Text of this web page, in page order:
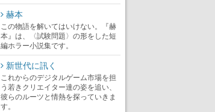
赫本
この物語を解いてはいけない。『赫
本』は、〈試験問題〉の形をした短
編ホラー小説集です。
新世代に訊く
これからのデジタルゲーム市場を担
う若きクリエイター達の姿を追い、
彼らのルーツと情熱を探っていきま
す。